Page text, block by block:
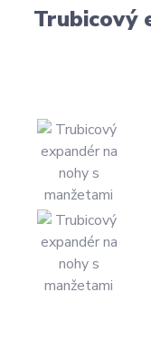
Trubicový